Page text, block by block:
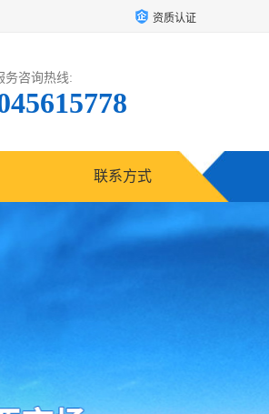
资质认证
务咨询热线:
联系方式